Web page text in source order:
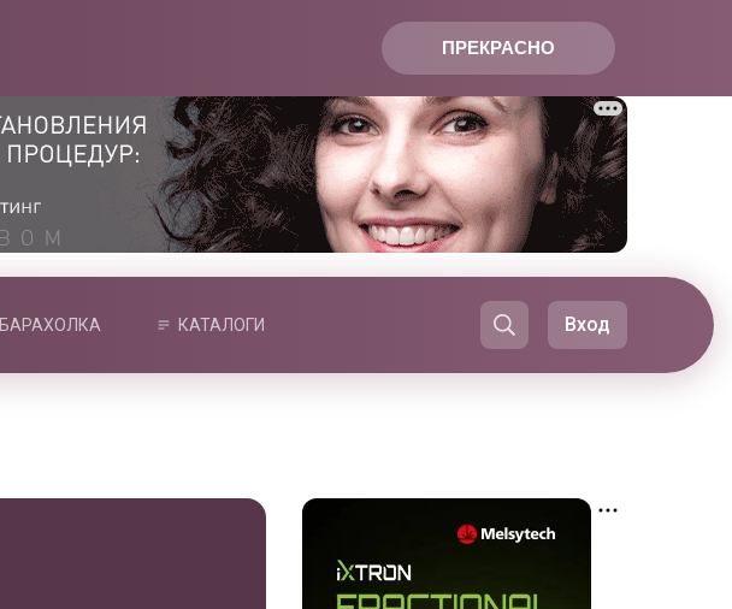
ПРЕКРАСНО
БАРАХОЛКА КАТАЛОГИ Вход